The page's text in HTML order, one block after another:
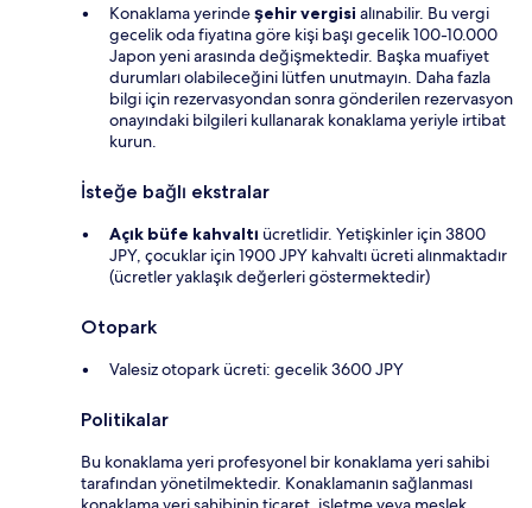
Konaklama yerindeşehir vergisi alınabilir. Bu vergi
gecelik oda fiyatına göre kişi başı gecelik 100-10.000
Japon yeni arasında değişmektedir. Başka muafiyet
durumları olabileceğini lütfen unutmayın. Daha fazla
bilgi için rezervasyondan sonra gönderilen rezervasyon
onayındaki bilgileri kullanarak konaklama yeriyle irtibat
kurun.
İsteğe bağlı ekstralar
Açık büfe kahvaltı ücretlidir. Yetişkinler için 3800
JPY, çocuklar için 1900 JPY kahvaltı ücreti alınmaktadır
(ücretler yaklaşık değerleri göstermektedir)
Otopark
Valesiz otopark ücreti: gecelik 3600 JPY
Politikalar
Bu konaklama yeri profesyonel bir konaklama yeri sahibi
tarafından yönetilmektedir. Konaklamanın sağlanması